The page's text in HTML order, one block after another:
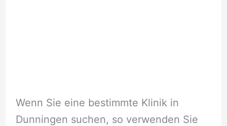
Wenn Sie eine bestimmte Klinik in
Dunningen suchen, so verwenden Sie